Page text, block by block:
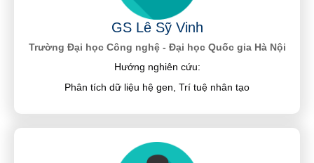
GS Lê Sỹ Vinh
Trường Đại học Công nghệ - Đại học Quốc gia Hà Nội
Hướng nghiên cứu:
Phân tích dữ liệu hệ gen, Trí tuệ nhân tạo